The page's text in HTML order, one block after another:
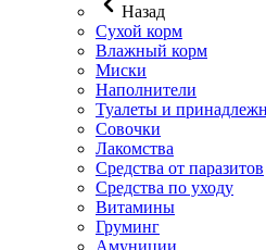
Назад
Сухой корм
Влажный корм
Миски
Наполнители
Туалеты и
Совочки
Лакомства
Средства от паразитов
Средства по уходу
Витамины
Груминг
Амуниции